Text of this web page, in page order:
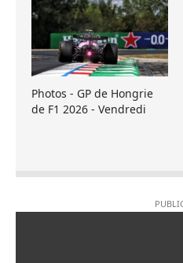
Photos - GP de Hongrie
de F1 2026 - Vendredi